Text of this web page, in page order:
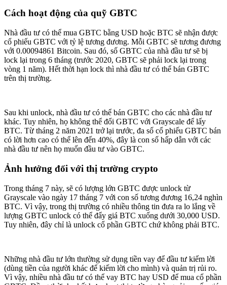
Cách hoạt động của quỹ GBTC
Nhà đầu tư có thể mua GBTC bằng USD hoặc BTC sẽ nhận được
cổ phiếu GBTC với tỷ lệ tương đương. Mỗi GBTC sẽ tương đương
với 0.00094861 Bitcoin. Sau đó, số GBTC của nhà đầu tư sẽ bị
lock lại trong 6 tháng (trước 2020, GBTC sẽ phải lock lại trong
vòng 1 năm). Hết thời hạn lock thì nhà đầu tư có thể bán GBTC
trên thị trường.
Sau khi unlock, nhà đầu tư có thể bán GBTC cho các nhà đầu tư
khác. Tuy nhiên, họ không thể đổi GBTC với Grayscale để lấy
BTC. Từ tháng 2 năm 2021 trở lại trước, đa số cổ phiếu GBTC bán
có lời hơn cao có thể lên đến 40%, đây là con số hấp dẫn với các
nhà đầu tư nên họ muốn đầu tư vào GBTC.
Ảnh hưởng đối với thị trường crypto
Trong tháng 7 này, sẽ có lượng lớn GBTC được unlock từ
Grayscale vào ngày 17 tháng 7 với con số tương đương 16,24 nghìn
BTC. Vì vậy, trong thị trường có nhiều thông tin đưa ra lo lắng về
lượng GBTC unlock có thể đẩy giá BTC xuống dưới 30,000 USD.
Tuy nhiên, đây chỉ là unlock cổ phần GBTC chứ không phải BTC.
Những nhà đầu tư lớn thường sử dụng tiền vay để đầu tư kiếm lời
(dùng tiền của người khác để kiếm lời cho mình) và quản trị rủi ro.
Vì vậy, nhiều nhà đầu tư có thể vay BTC hay USD để mua cổ phần